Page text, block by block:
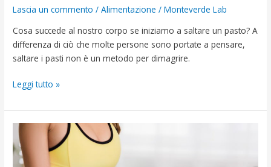
Lascia un commento /Alimentazione /Monteverde Lab
Cosa succede al nostro corpo se iniziamo a saltare un pasto? A
differenza di ciò che molte persone sono portate a pensare,
saltare i pasti non è un metodo per dimagrire.
Leggi tutto »
Impara
a
fare